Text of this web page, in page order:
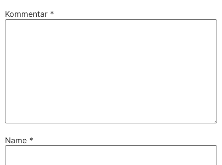
Kommentar *
Name *